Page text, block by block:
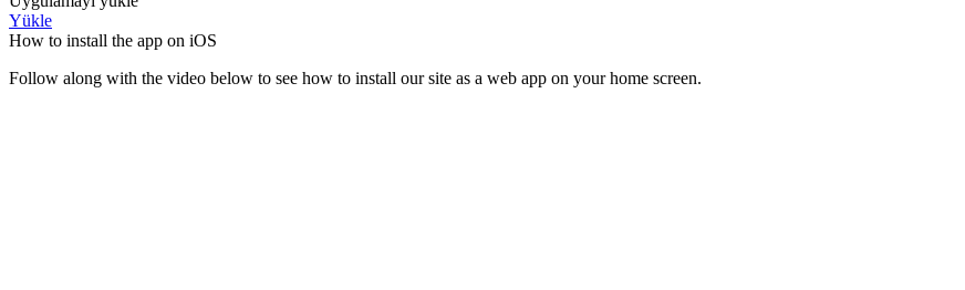
Yükle
How to install the app on iOS
Follow along with the video below to see how to install our site as a web app on your home screen.